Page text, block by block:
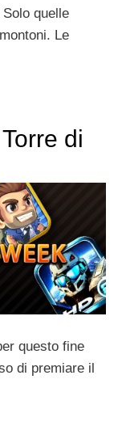
quelle
Le
di
questo fine
di premiare il